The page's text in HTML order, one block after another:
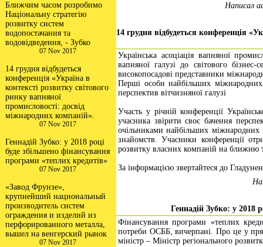
Ближчим часом розробимо
Національну стратегію
розвитку систем
водопостачання та
водовідведення, - Зубко
07 Nov 2017
14 грудня відбудеться
конференція «Україна в
контексті розвитку світового
ринку вапняної
промисловості: досвід
міжнародних компаній».
07 Nov 2017
Геннадій Зубко: у 2018 році
буде збільшено фінансування
програми «теплих кредитів»
07 Nov 2017
«Завод Фрунзе»,
крупнейший национальный
производитель систем
ограждения и изделий из
перфорированного металла,
вышел на венгерский рынок
07 Nov 2017
Написал
14 грудня відбудеться конференція
Українська асоціація вапняної
вапняної галузі до світового
високопосадові представники
Перші особи найбільших міжнародних
перспектив вітчизняної галузі
Участь у річній конференції
учасника звірити своє бачення
очільниками найбільших міжнародних
знайомств. Учасники конференції
розвитку власних компаній на ближню
За інформацією звертайтеся до
Геннадій Зубко: у 2018
Фінансування програми «теплих
потреби ОСББ, вичерпані. Про це у
міністр – Міністр регіонального